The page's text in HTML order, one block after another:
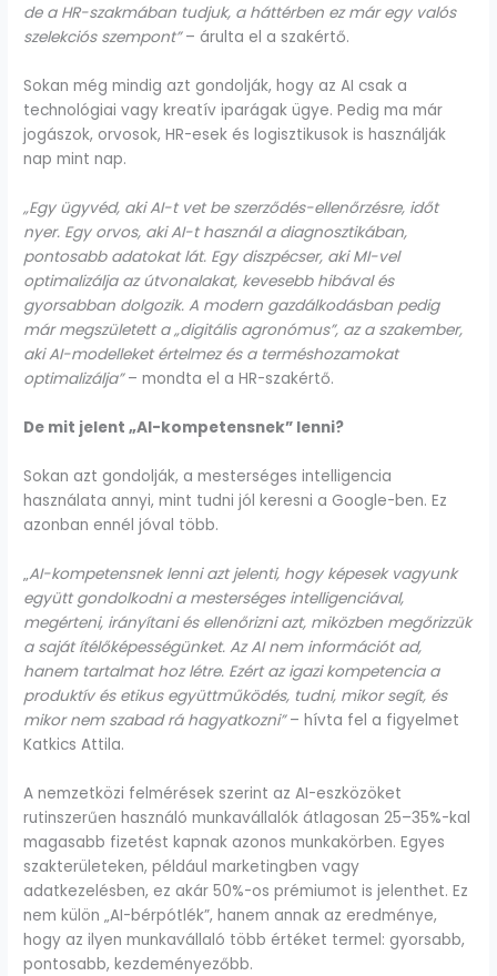
de a HR-szakmában tudjuk, a háttérben ez már egy valós
szelekciós szempont”– árulta el a szakértő.
Sokan még mindig azt gondolják, hogy az AI csak a
technológiai vagy kreatív iparágak ügye. Pedig ma már
jogászok, orvosok, HR-esek és logisztikusok is használják
nap mint nap.
„Egy ügyvéd, aki AI-t vet be szerződés-ellenőrzésre, időt
nyer. Egy orvos, aki AI-t használ a diagnosztikában,
pontosabb adatokat lát. Egy diszpécser, aki MI-vel
optimalizálja az útvonalakat, kevesebb hibával és
gyorsabban dolgozik. A modern gazdálkodásban pedig
már megszületett a „digitális agronómus”, az a szakember,
aki AI-modelleket értelmez és a terméshozamokat
optimalizálja”– mondta el a HR-szakértő.
De mit jelent „AI-kompetensnek” lenni?
Sokan azt gondolják, a mesterséges intelligencia
használata annyi, mint tudni jól keresni a Google-ben. Ez
azonban ennél jóval több.
„AI-kompetensnek lenni azt jelenti, hogy képesek vagyunk
együtt gondolkodni a mesterséges intelligenciával,
megérteni, irányítani és ellenőrizni azt, miközben megőrizzük
a saját ítélőképességünket. Az AI nem információt ad,
hanem tartalmat hoz létre. Ezért az igazi kompetencia a
produktív és etikus együttműködés, tudni, mikor segít, és
mikor nem szabad rá hagyatkozni”– hívta fel a figyelmet
Katkics Attila.
A nemzetközi felmérések szerint az AI-eszközöket
rutinszerűen használó munkavállalók átlagosan 25–35%-kal
magasabb fizetést kapnak azonos munkakörben. Egyes
szakterületeken, például marketingben vagy
adatkezelésben, ez akár 50%-os prémiumot is jelenthet. Ez
nem külön „AI-bérpótlék”, hanem annak az eredménye,
hogy az ilyen munkavállaló több értéket termel: gyorsabb,
pontosabb, kezdeményezőbb.